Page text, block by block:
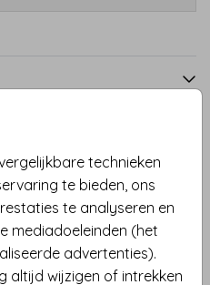
technieken
te bieden, ons
te analyseren en
mediadoeleinden (het
advertenties).
altijd wijzigen of intrekken
laat je iedereen weten
raambord heeft een
met het silhouet